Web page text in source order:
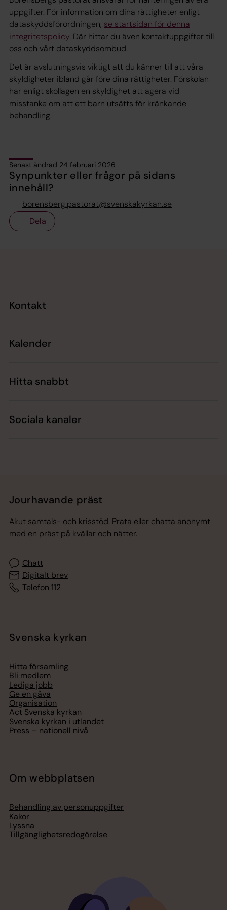
uppgifter. För information om dina rättigheter enligt
dataskyddsförordningen, se startsidan för denna
integritetspolicy. Där hittar du även kontaktuppgifter till
oss och vårt dataskyddsombud.
Det är avslutningsvis viktigt att du känner till att våra
skyldigheter ibland går före dina rättigheter. Förskolan
har enligt skollagen en skyldighet att agera vid
misstanke om att ett barn utsätts för kränkande
behandling.
Senast ändrad 24 februari 2026
Synpunkter eller frågor på sidans
innehåll?
borensberg.pastorat@svenskakyrkan.se
Dela
Kontakt
Kalender
Hitta snabbt
Sociala kanaler
Jourhavande präst
Akut samtals- och krisstöd. Prata eller chatta anonymt
med en präst på kvällar och nätter.
Chatt
Digitalt brev
Telefon 112
Svenska kyrkan
Hitta församling
Bli medlem
Lediga jobb
Ge en gåva
Organisation
Act Svenska kyrkan
Svenska kyrkan i utlandet
Press – nationell nivå
Om webbplatsen
Behandling av personuppgifter
Kakor
Lyssna
Tillgänglighetsredogörelse